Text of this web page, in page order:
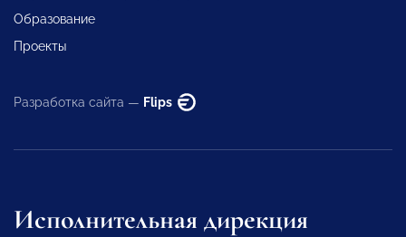
Образование
Проекты
Разработка сайта — Flips
Исполнительная дирекция